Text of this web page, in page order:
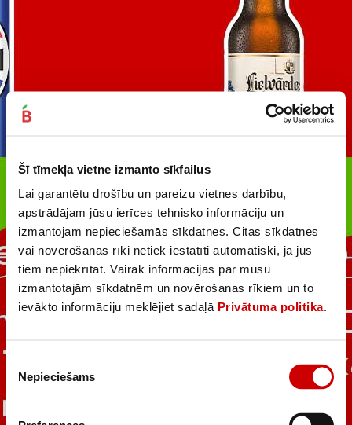
Šī tīmekļa vietne izmanto sīkfailus
Lai garantētu drošību un pareizu vietnes darbību,
apstrādājam jūsu ierīces tehnisko informāciju un
izmantojam nepieciešamās sīkdatnes. Citas sīkdatnes
vai novērošanas rīki netiek iestatīti automātiski, ja jūs
tiem nepiekrītat. Vairāk informācijas par mūsu
izmantotajām sīkdatnēm un novērošanas rīkiem un to
ievākto informāciju meklējiet sadaļā Privātuma politika.
izvēle
Nepieciešams